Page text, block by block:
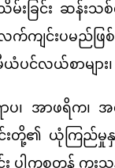
း ဆန်းသစ်တီထွ
ျင်းပမည်ဖြစ်က
မီယံပင်လယ်စာမျာ
ာဖရိက၊ အမေ
တို့၏ ယုံကြည်မှုနှ
ပါကစ္စတန် ကူးသ